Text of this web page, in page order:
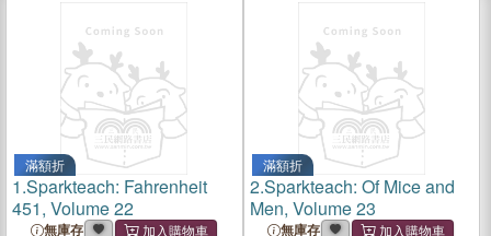
滿額折
1.Sparkteach: Fahrenheit
451, Volume 22
無庫存
滿額折
2.Sparkteach: Of Mice and
Men, Volume 23
無庫存